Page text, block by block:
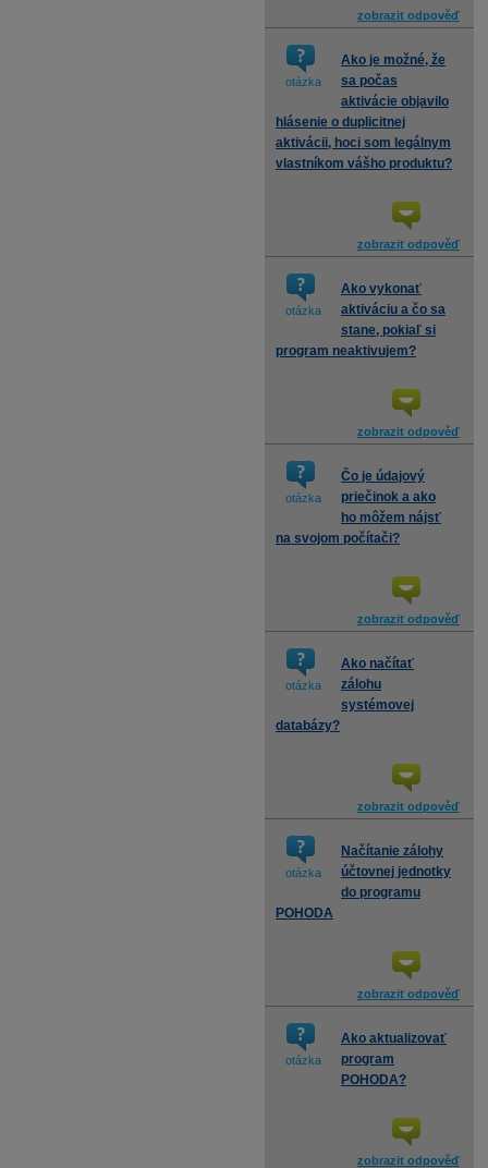
zobrazit odpověď
otázka
Ako je možné, že
sa počas
aktivácie objavilo
hlásenie o duplicitnej
aktivácii, hoci som legálnym
vlastníkom vášho produktu?
zobrazit odpověď
otázka
Ako vykonať
aktiváciu a čo sa
stane, pokiaľ si
program neaktivujem?
zobrazit odpověď
otázka
Čo je údajový
priečinok a ako
ho môžem nájsť
na svojom počítači?
zobrazit odpověď
otázka
Ako načítať
zálohu
systémovej
databázy?
zobrazit odpověď
otázka
Načítanie zálohy
účtovnej jednotky
do programu
POHODA
zobrazit odpověď
otázka
Ako aktualizovať
program
POHODA?
zobrazit odpověď